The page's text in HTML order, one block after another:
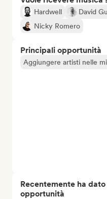
Hardwell David
Nicky Romero
Principali opportunità
Aggiungere artisti nelle
Recentemente ha
opportunità